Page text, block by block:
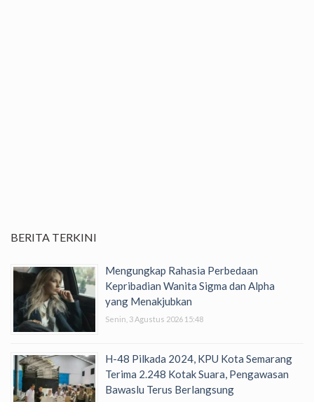
BERITA TERKINI
Mengungkap Rahasia Perbedaan
Kepribadian Wanita Sigma dan Alpha
yang Menakjubkan
Senin, 3 Agustus 2026 15:48
H-48 Pilkada 2024, KPU Kota Semarang
Terima 2.248 Kotak Suara, Pengawasan
Bawaslu Terus Berlangsung